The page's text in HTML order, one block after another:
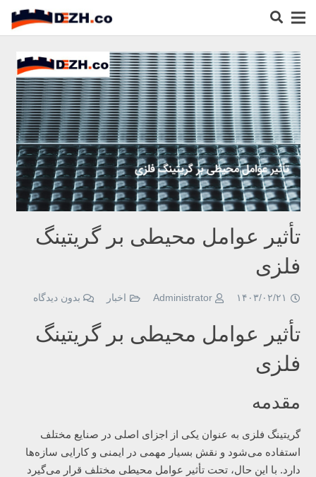
تأثیر عوامل محیطی بر گریتینگ
فلزی
۱۴۰۳/۰۲/۲۱ Administrator اخبار بدون دیدگاه
تأثیر عوامل محیطی بر گریتینگ
فلزی
مقدمه
گریتینگ فلزی به عنوان یکی از اجزای اصلی در صنایع مختلف
استفاده می‌شود و نقش بسیار مهمی در ایمنی و کارایی سازه‌ها
دارد. با این حال، تحت تأثیر عوامل محیطی مختلف قرار می‌گیرد